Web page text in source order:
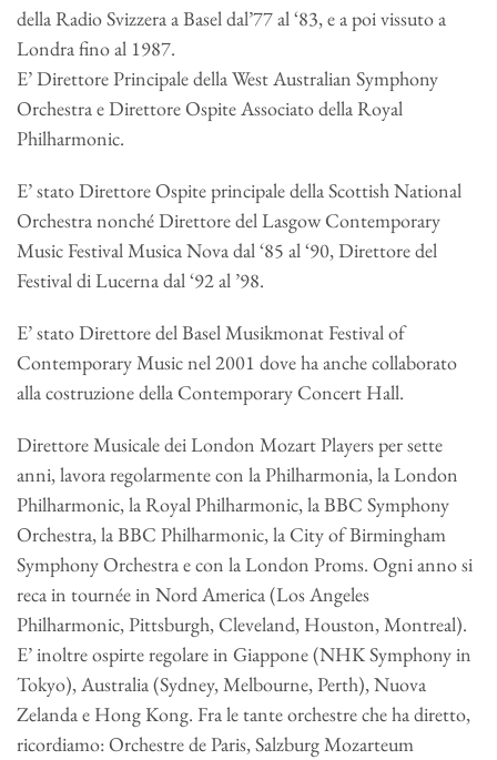
della Radio Svizzera a Basel dal’77 al ‘83, e a poi vissuto a
Londra fino al 1987.
E’ Direttore Principale della West Australian Symphony
Orchestra e Direttore Ospite Associato della Royal
Philharmonic.
E’ stato Direttore Ospite principale della Scottish National
Orchestra nonché Direttore del Lasgow Contemporary
Music Festival Musica Nova dal ‘85 al ‘90, Direttore del
Festival di Lucerna dal ‘92 al ’98.
E’ stato Direttore del Basel Musikmonat Festival of
Contemporary Music nel 2001 dove ha anche collaborato
alla costruzione della Contemporary Concert Hall.
Direttore Musicale dei London Mozart Players per sette
anni, lavora regolarmente con la Philharmonia, la London
Philharmonic, la Royal Philharmonic, la BBC Symphony
Orchestra, la BBC Philharmonic, la City of Birmingham
Symphony Orchestra e con la London Proms. Ogni anno si
reca in tournée in Nord America (Los Angeles
Philharmonic, Pittsburgh, Cleveland, Houston, Montreal).
E’ inoltre ospirte regolare in Giappone (NHK Symphony in
Tokyo), Australia (Sydney, Melbourne, Perth), Nuova
Zelanda e Hong Kong. Fra le tante orchestre che ha diretto,
ricordiamo: Orchestre de Paris, Salzburg Mozarteum